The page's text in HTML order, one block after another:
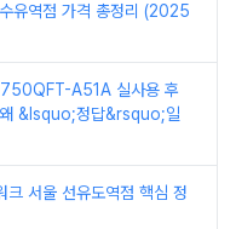
유역점 가격 총정리 (2025
A51A 실사용 후
왜 &lsquo;정답&rsquo;일
크 서울 선유도역점 핵심 정